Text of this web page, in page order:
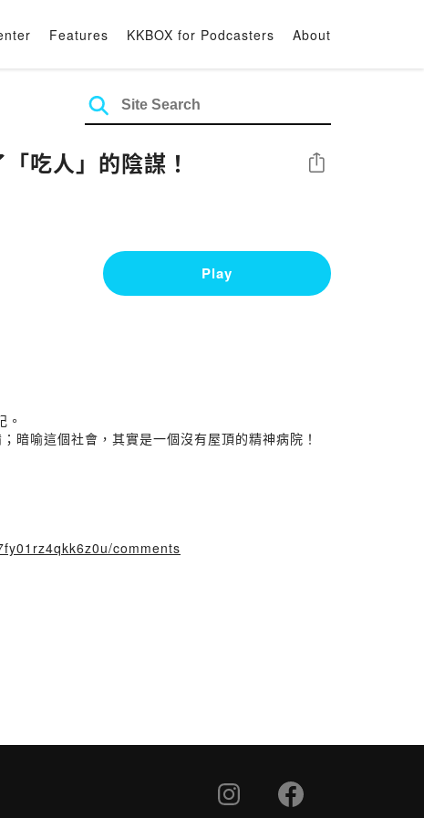
Features KKBOX for Podcasters About
吃人」的陰謀！ Share
Play
暗喻這個社會，其實是一個沒有屋頂的精神病院！
comments